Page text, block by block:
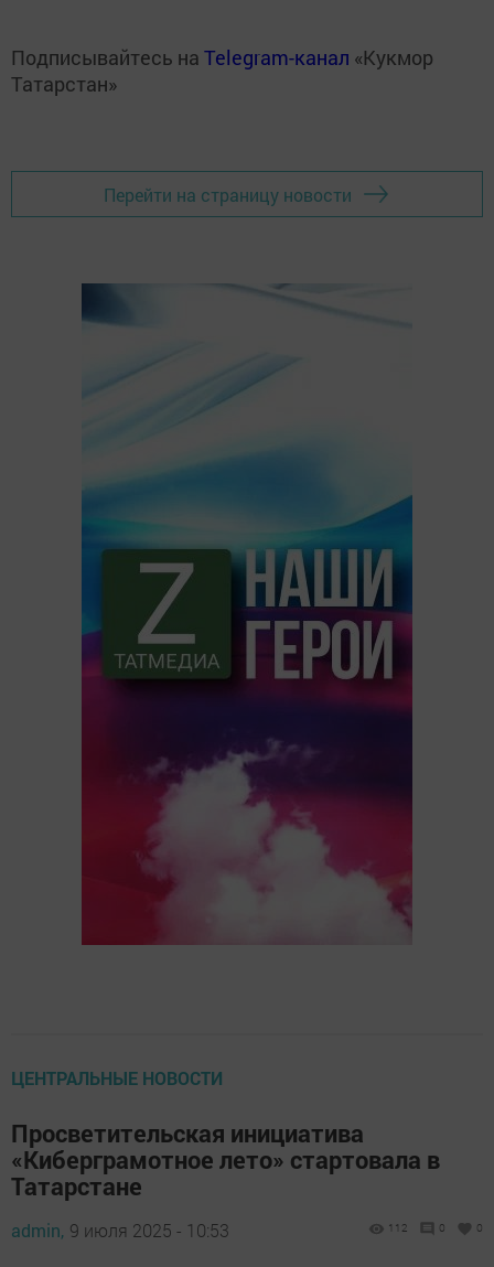
Подписывайтесь на Telegram-канал «Кукмор
Татарстан»
Перейти на страницу новости
ЦЕНТРАЛЬНЫЕ НОВОСТИ
Просветительская инициатива
«Киберграмотное лето» стартовала в
Татарстане
admin, 9 июля 2025 - 10:53 112 0 0